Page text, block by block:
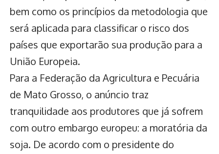
bem como os princípios da metodologia que
será aplicada para classificar o risco dos
países que exportarão sua produção para a
União Europeia.
Para a Federação da Agricultura e Pecuária
de Mato Grosso, o anúncio traz
tranquilidade aos produtores que já sofrem
com outro embargo europeu: a moratória da
soja. De acordo com o presidente do